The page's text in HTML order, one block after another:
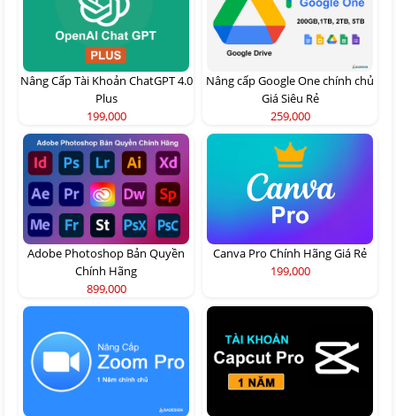
Nâng Cấp Tài Khoản ChatGPT 4.0
Plus
199,000
Nâng cấp Google One chính chủ
Giá Siêu Rẻ
259,000
Adobe Photoshop Bản Quyền
Chính Hãng
899,000
Canva Pro Chính Hãng Giá Rẻ
199,000